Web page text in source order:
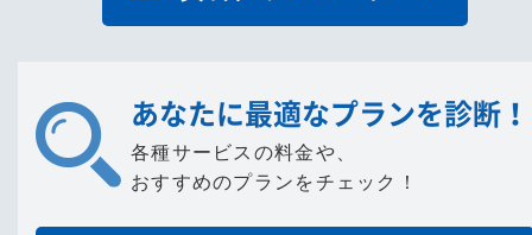
あなたに最適なプランを診断！
各種サービスの料金や、
おすすめのプランをチェック！